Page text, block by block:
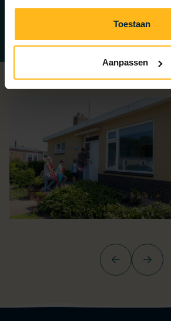
Toestaan
Aanpassen
bietet alles, was Sie für eine
unbeschwerte Zeit benötigen!
Zurück Weiter